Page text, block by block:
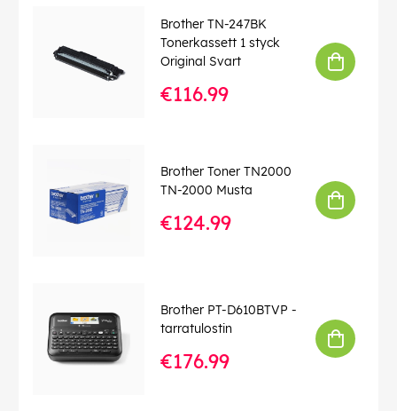
Brother TN-247BK
Tonerkassett 1 styck
Original Svart
€116.99
Brother Toner TN2000
TN-2000 Musta
€124.99
Brother PT-D610BTVP -
tarratulostin
€176.99